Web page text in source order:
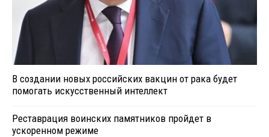
В создании новых российских вакцин от рака будет
помогать искусственный интеллект
Реставрация воинских памятников пройдет в
ускоренном режиме